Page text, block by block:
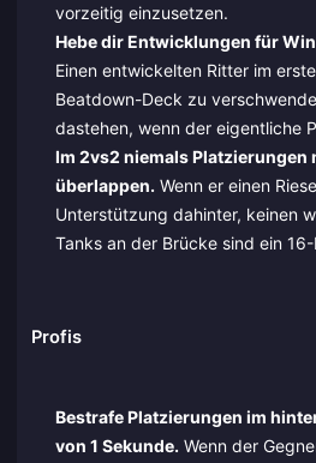
vorzeitig einzusetzen.
Hebe dir Entwicklungen für
Einen entwickelten Ritter im
Beatdown-Deck zu
dastehen, wenn der eigentliche
Im 2vs2 niemals Platzierungen
überlappen. Wenn er einen
Unterstützung dahinter, keinen
Tanks an der Brücke sind ein 16-
Profis
Bestrafe Platzierungen im
von 1 Sekunde. Wenn der